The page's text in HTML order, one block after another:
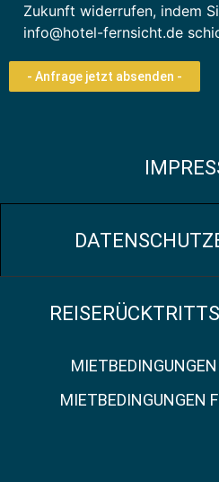
Zukunft widerrufen, indem
info@hotel-fernsicht.de
MIETBEDINGUNGEN